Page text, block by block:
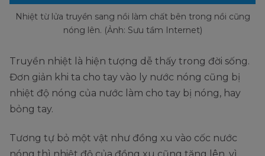
Nhiệt từ lửa truyền sang nồi làm chất bên trong nồi cũng
nóng lên. (Ảnh: Sưu tầm Internet)
Truyền nhiệt là hiện tượng dễ thấy trong đời sống.
Đơn giản khi ta cho tay vào ly nước nóng cũng bị
nhiệt độ nóng của nước làm cho tay bị nóng, hay
bỏng tay.
Tương tự bỏ một vật như đồng xu vào cốc nước